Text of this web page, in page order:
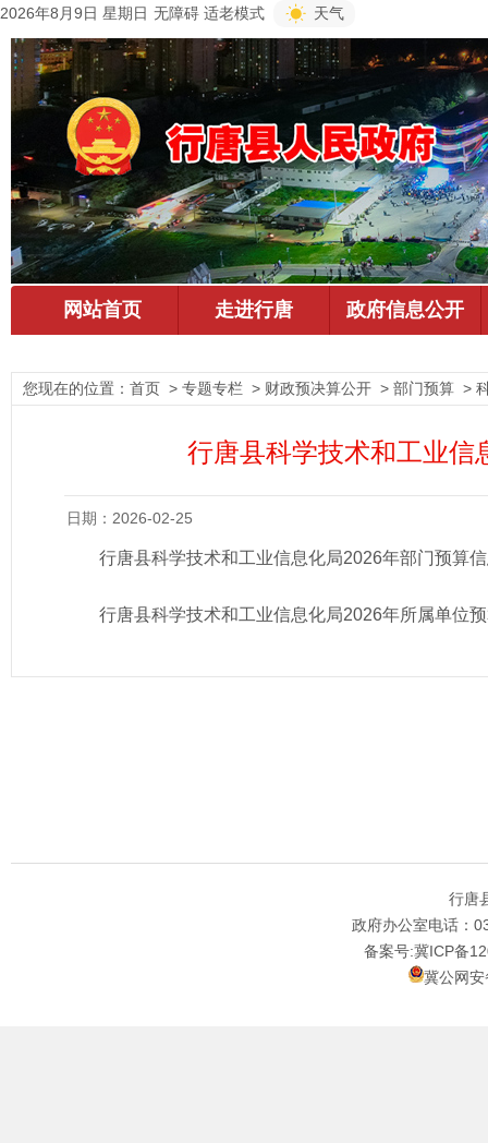
2026年8月9日 星期日 无障碍 适老模式 天气
您现在的位置： 首页 > 专题专栏 > 财政预决算公开 > 部门预算 >
行唐县科学技术和工业信
日期：2026-02-25
行唐县科学技术和工业信息化局2026年部门预算
行唐县科学技术和工业信息化局2026年所属单位